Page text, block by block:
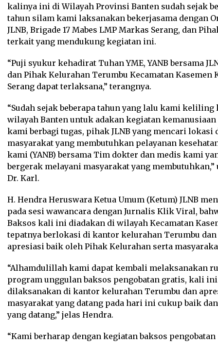
kalinya ini di Wilayah Provinsi Banten sudah sejak
tahun silam kami laksanakan bekerjasama dengan
JLNB, Brigade 17 Mabes LMP Markas Serang, dan
terkait yang mendukung kegiatan ini.
“Puji syukur kehadirat Tuhan YME, YANB bersama
dan Pihak Kelurahan Terumbu Kecamatan Kasemen
Serang dapat terlaksana,” terangnya.
“Sudah sejak beberapa tahun yang lalu kami keliling
wilayah Banten untuk adakan kegiatan
kami berbagi tugas, pihak JLNB yang mencari lokasi
masyarakat yang membutuhkan pelayanan
kami (YANB) bersama Tim dokter dan medis kami
bergerak melayani masyarakat yang membutuhkan,”
Dr. Karl.
H. Hendra Heruswara Ketua Umum (Ketum) JLNB
pada sesi wawancara dengan Jurnalis Klik Viral,
Baksos kali ini diadakan di wilayah Kecamatan
tepatnya berlokasi di kantor kelurahan Terumbu
apresiasi baik oleh Pihak Kelurahan serta
“Alhamdulillah kami dapat kembali melaksanakan
program unggulan baksos pengobatan gratis, kali ini
dilaksanakan di kantor kelurahan Terumbu dan
masyarakat yang datang pada hari ini cukup baik
yang datang,” jelas Hendra.
“Kami berharap dengan kegiatan baksos